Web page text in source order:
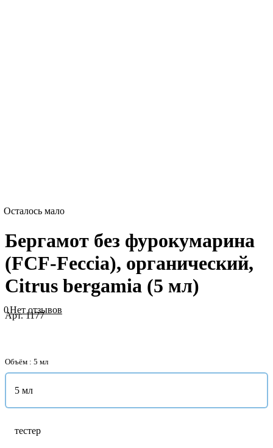
Осталось мало
Бергамот без фурокумарина
(FCF-Feccia), органический,
Citrus bergamia (5 мл)
0Нет отзывов
Арт.1177
Объём : 5 мл
5 мл
тестер